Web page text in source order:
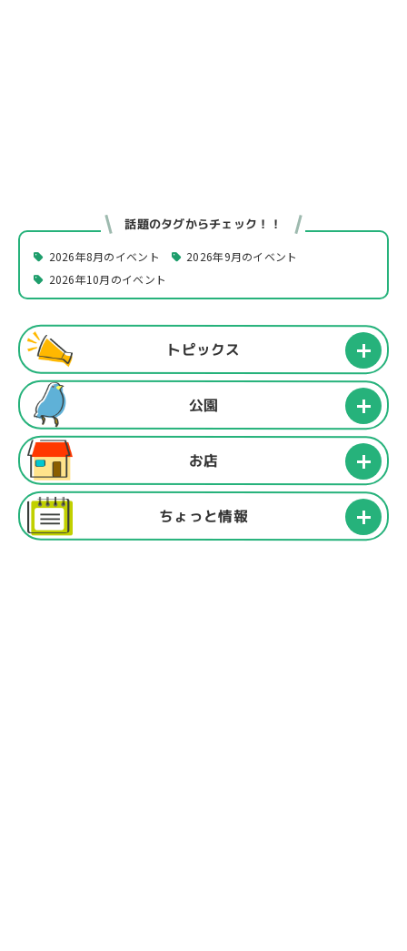
話題のタグからチェック！！
2026年8月のイベント
2026年9月のイベント
2026年10月のイベント
トピックス
公園
お店
ちょっと情報